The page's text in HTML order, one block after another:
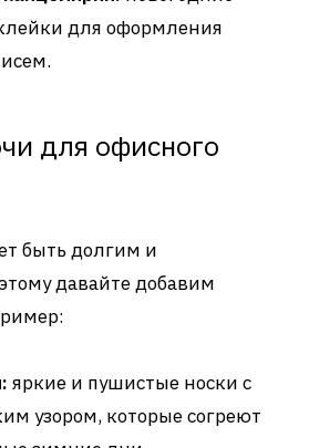
для оформления
для офисного
быть долгим и
давайте добавим
яркие и пушистые носки с
узором, которые согреют